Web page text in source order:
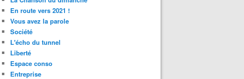
En route vers 2021 !
Vous avez la parole
Société
L'écho du tunnel
Liberté
Espace conso
Entreprise